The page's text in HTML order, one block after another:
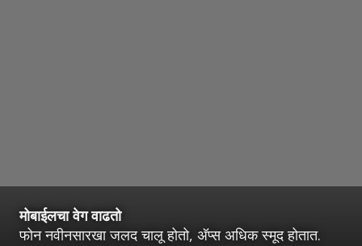
मोबाईलचा वेग वाढतो
फोन नवीनसारखा जलद चालू होतो, अ‍ॅप्स अधिक स्मूद होतात.